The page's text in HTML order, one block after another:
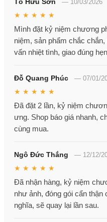
— 10/03/2026
★ ★ ★ ★ ★
Mình đặt kỷ niệm chương
niệm, sản phẩm chắc
vấn nhiệt tình, giao đúng
Đỗ Quang Phúc — 07/01/
★ ★ ★ ★ ★
Đã đặt 2 lần, kỷ niệm
ưng. Shop báo giá nhanh,
cùng mua.
Ngô Đức Thắng — 12/12/
★ ★ ★ ★ ★
Đã nhận hàng, kỷ niệm
như ảnh, đóng gói cẩn
nghĩa, sẽ quay lại lần sau.